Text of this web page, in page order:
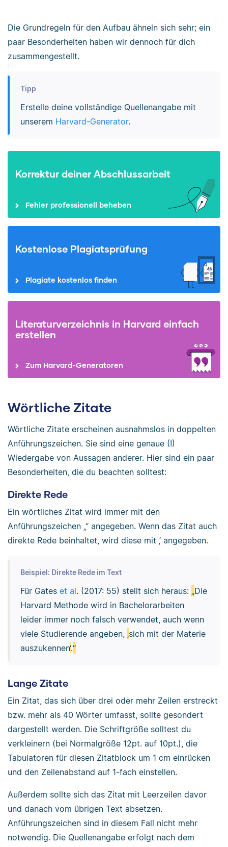
Die Grundregeln für den Aufbau ähneln sich sehr; ein
paar Besonderheiten haben wir dennoch für dich
zusammengestellt.
Tipp
Erstelle deine vollständige Quellenangabe mit
unserem Harvard-Generator.
Korrektur deiner Abschlussarbeit
Fehler professionell beheben
Kostenlose Plagiatsprüfung
Plagiate kostenlos finden
Literaturverzeichnis in Harvard einfach
erstellen
Zum Harvard-Generatoren
Wörtliche Zitate
Wörtliche Zitate erscheinen ausnahmslos in doppelten
Anführungszeichen. Sie sind eine genaue (!)
Wiedergabe von Aussagen anderer. Hier sind ein paar
Besonderheiten, die du beachten solltest:
Direkte Rede
Ein wörtliches Zitat wird immer mit den
Anführungszeichen „“ angegeben. Wenn das Zitat auch
direkte Rede beinhaltet, wird diese mit ‚‘ angegeben.
Beispiel: Direkte Rede im Text
Für Gates et al. (2017: 55) stellt sich heraus: Die
Harvard Methode wird in Bachelorarbeiten
leider immer noch falsch verwendet, auch wenn
viele Studierende angeben,
sich mit der Materie
auszukennen‘.“
Lange Zitate
Ein Zitat, das sich über drei oder mehr Zeilen erstreckt
bzw. mehr als 40 Wörter umfasst, sollte gesondert
dargestellt werden. Die Schriftgröße solltest du
verkleinern (bei Normalgröße 12pt. auf 10pt.), die
Tabulatoren für diesen Zitatblock um 1 cm einrücken
und den Zeilenabstand auf 1-fach einstellen.
Außerdem sollte sich das Zitat mit Leerzeilen davor
und danach vom übrigen Text absetzen.
Anführungszeichen sind in diesem Fall nicht mehr
notwendig. Die Quellenangabe erfolgt nach dem